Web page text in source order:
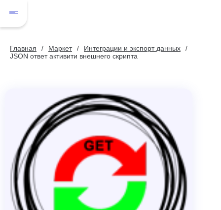
Главная Маркет
Интеграции и экспорт данных
JSON ответ активити внешнего скрипта